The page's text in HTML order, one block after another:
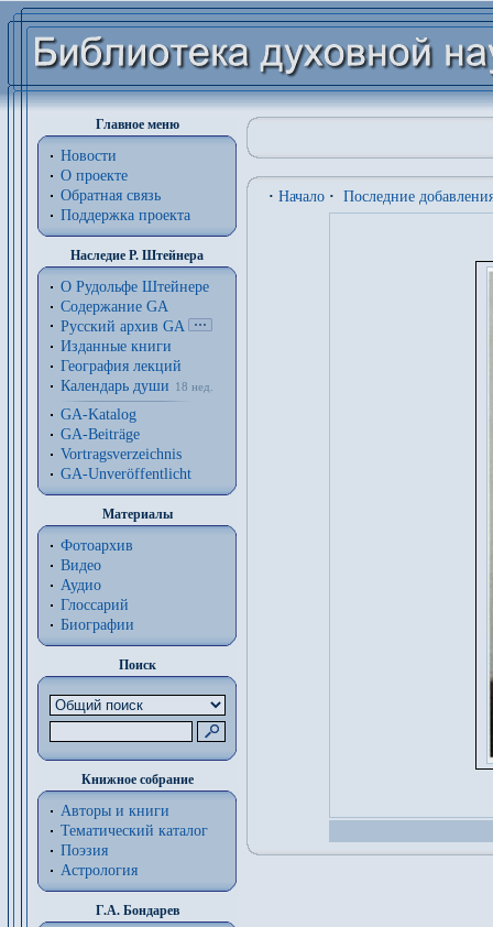
Главное меню
Новости
О проекте
Обратная связь
Поддержка проекта
Наследие Р. Штейнера
О Рудольфе Штейнере
Содержание GA
Русский архив GA
Изданные книги
География лекций
Календарь души
18 нед.
GA-Katalog
GA-Beiträge
Vortragsverzeichnis
GA-Unveröffentlicht
Материалы
Фотоархив
Видео
Аудио
Глоссарий
Биографии
Поиск
Книжное собрание
Авторы и книги
Тематический каталог
Поэзия
Астрология
Г.А. Бондарев
· Начало · Последние